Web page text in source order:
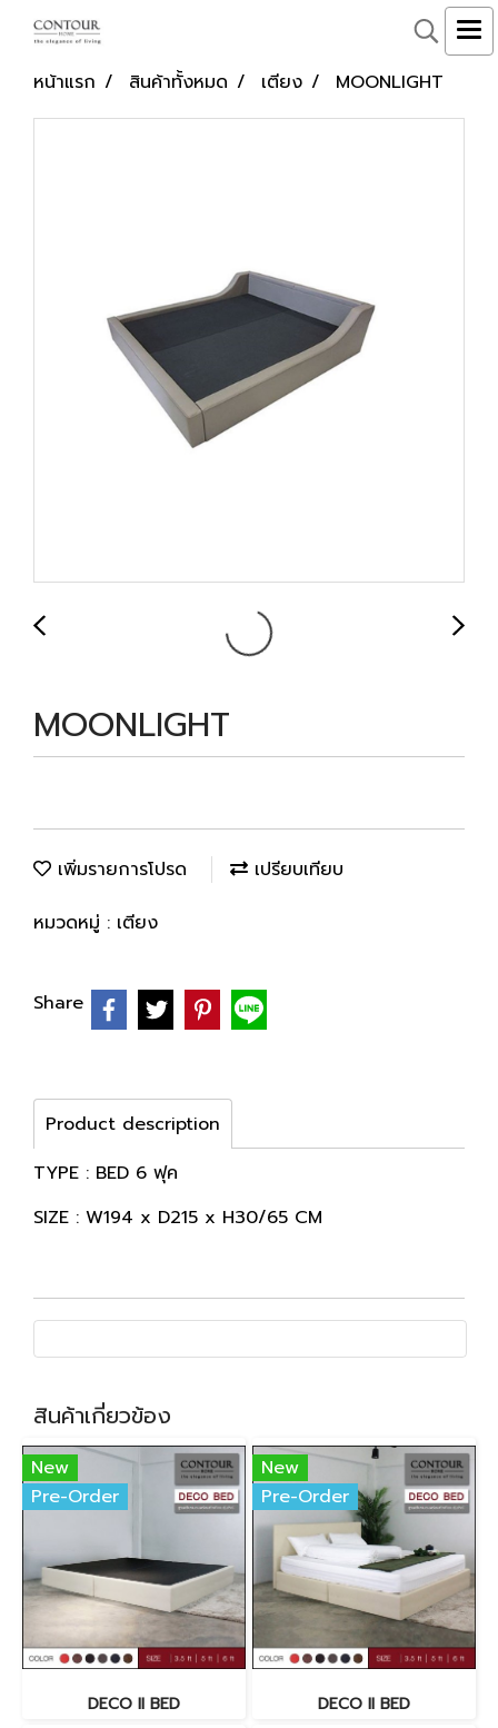
หน้าแรก สินค้าทั้งหมด เตียง MOONLIGHT
MOONLIGHT
เพิ่มรายการโปรด
เปรียบเทียบ
หมวดหมู่ : เตียง
Share
Product description
TYPE : BED 6 ฟุค
SIZE : W194 x D215 x H30/65 CM
สินค้าเกี่ยวข้อง
New
Pre-Order
DECO II BED
New
Pre-Order
DECO II BED